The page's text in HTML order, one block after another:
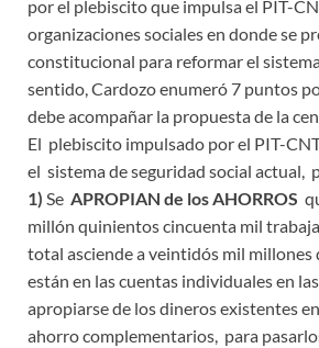
por el plebiscito que impulsa el PIT-
organizaciones sociales en donde se
constitucional para reformar el
sentido, Cardozo enumeró 7 puntos
debe acompañar la propuesta de la
El plebiscito impulsado por el PIT-
el sistema de seguridad social actual,
1) Se APROPIAN de los AHORROS
millón quinientos cincuenta mil
total asciende a veintidós mil millones
están en las cuentas individuales en
apropiarse de los dineros existentes
ahorro complementarios, para